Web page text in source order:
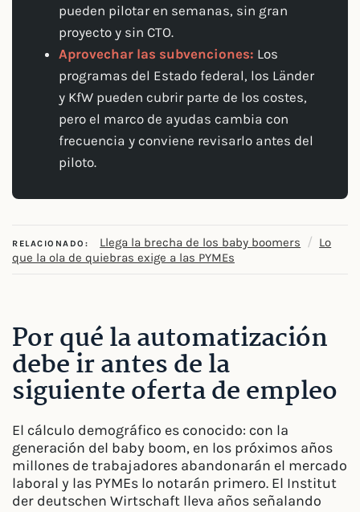
pueden pilotar en semanas, sin gran
proyecto y sin CTO.
Aprovechar las subvenciones: Los
programas del Estado federal, los Länder
y KfW pueden cubrir parte de los costes,
pero el marco de ayudas cambia con
frecuencia y conviene revisarlo antes del
piloto.
RELACIONADO: Llega la brecha de los baby boomers / Lo
que la ola de quiebras exige a las PYMEs
Por qué la automatización
debe ir antes de la
siguiente oferta de empleo
El cálculo demográfico es conocido: con la
generación del baby boom, en los próximos años
millones de trabajadores abandonarán el mercado
laboral y las PYMEs lo notarán primero. El Institut
der deutschen Wirtschaft lleva años señalando